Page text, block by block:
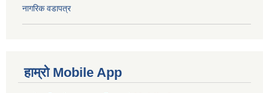
नागरिक वडापत्र
हाम्रो Mobile App